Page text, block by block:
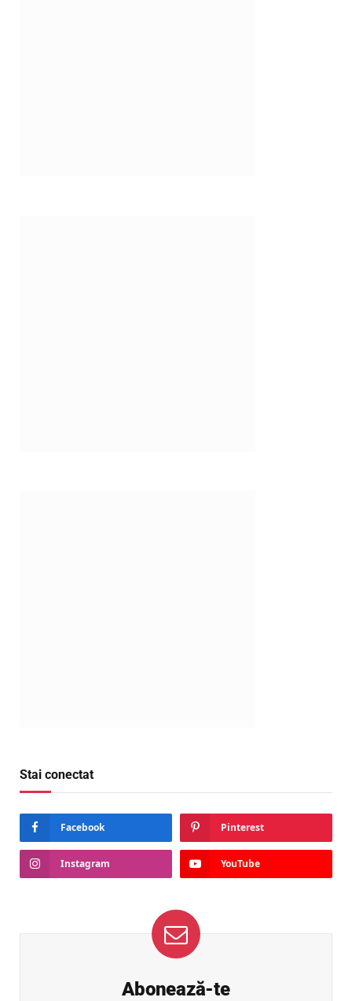
Stai conectat
Facebook Pinterest
Instagram YouTube
Abonează-te